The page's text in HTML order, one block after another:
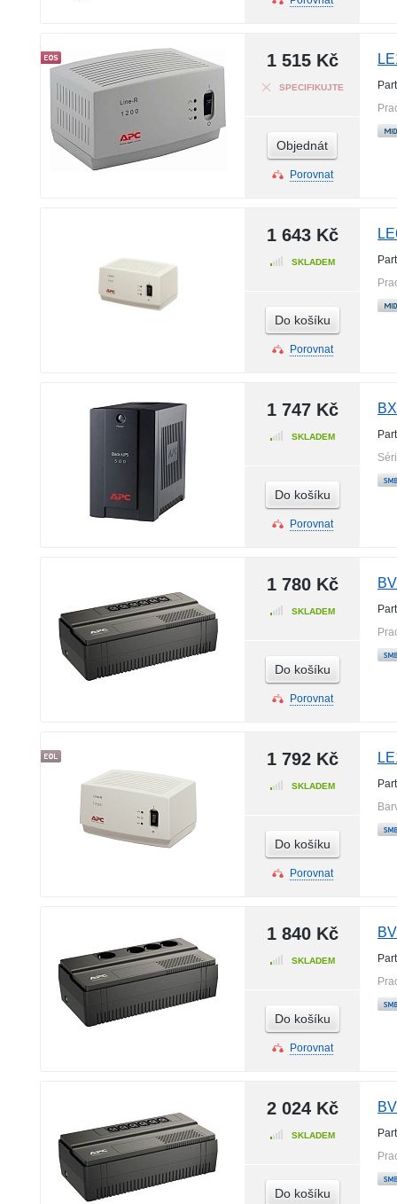
1 515 Kč
SPECIFIKUJTE
Objednát
Porovnat
1 643 Kč
SKLADEM
Do košíku
Porovnat
1 747 Kč
SKLADEM
Do košíku
Porovnat
1 780 Kč
SKLADEM
Do košíku
Porovnat
1 792 Kč
SKLADEM
Do košíku
Porovnat
1 840 Kč
SKLADEM
Do košíku
Porovnat
2 024 Kč
SKLADEM
Do košíku